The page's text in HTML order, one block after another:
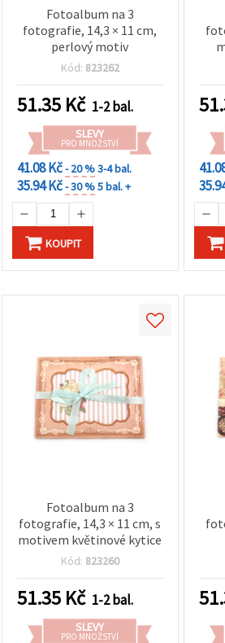
Fotoalbum na 3
fotografie, 14,3 × 11 cm,
perlový motiv
Kód: 823262
51.35 Kč 1-2 bal.
SLEVY
PRO MNOŽSTVÍ
41.08 Kč- 20 %3-4 bal.
35.94 Kč- 30 %5 bal. +
KOUPIT
Fotoalbum na 3
fotografie, 14,3 × 11 cm, s
motivem květinové kytice
Kód: 823260
51.35 Kč 1-2 bal.
SLEVY
PRO MNOŽSTVÍ